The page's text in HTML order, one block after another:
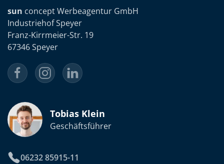
sun concept Werbeagentur GmbH
Industriehof Speyer
Franz-Kirrmeier-Str. 19
67346 Speyer
Tobias Klein
Geschäftsführer
06232 85915-11